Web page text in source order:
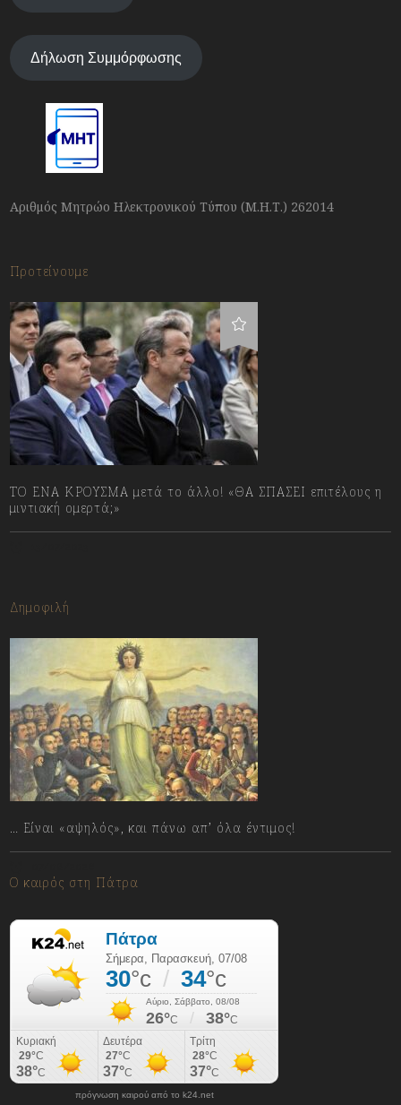
Δήλωση Συμμόρφωσης
Αριθμός Μητρώο Ηλεκτρονικού Τύπου (Μ.Η.Τ.) 262014
Προτείνουμε
ΤΟ ΕΝΑ ΚΡΟΥΣΜΑ μετά το άλλο! «ΘΑ ΣΠΑΣΕΙ επιτέλους η
μιντιακή ομερτά;»
Δημοφιλή
… Είναι «αψηλός», και πάνω απ’ όλα έντιμος!
Ο καιρός στη Πάτρα
πρόγνωση καιρού από το k24.net